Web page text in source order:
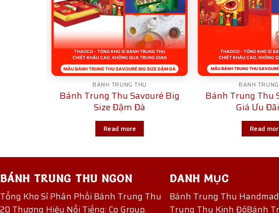
BÁNH TRUNG THU
Bánh Trung Thu Savouré Big
Size Đậm Đà
Read more
BÁNH
Bánh Trung Thu
Giá Ưu
Read
BÁNH TRUNG THU NGON
Tổng Kho Sỉ Phân Phối Bánh Trung Thu
20 Thương Hiệu Nổi Tiếng: Co Group,
DANH MỤC
Bánh Trung Thu
Trung Thu Kinh ĐôBánh